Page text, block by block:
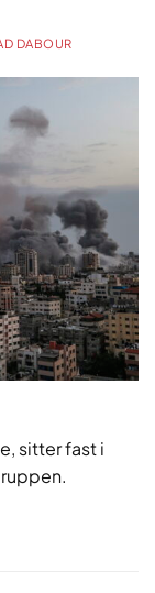
DABOUR
sitter fast i